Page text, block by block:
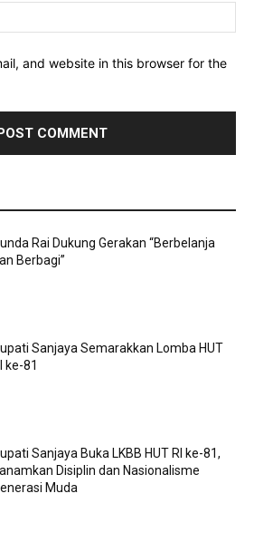
and website in this browser for the
Rai Dukung Gerakan “Berbelanja
Berbagi”
Sanjaya Semarakkan Lomba HUT
ke-81
Sanjaya Buka LKBB HUT RI ke-81,
Disiplin dan Nasionalisme
Muda